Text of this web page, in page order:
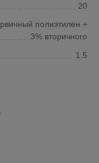
20
полиэтилен +
3% вторичного
1.5